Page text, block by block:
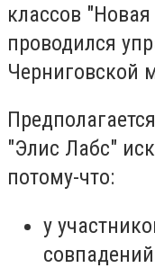
классов
проводился
Черниговской
"Элис Лабс"
потому-что:
у